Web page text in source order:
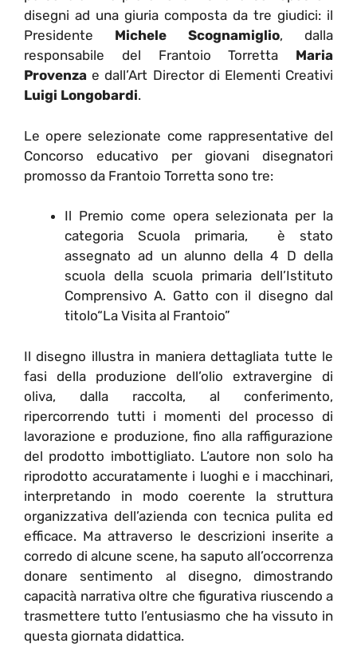
disegni ad una giuria composta da tre giudici: il
Presidente Michele Scognamiglio, dalla
responsabile del Frantoio Torretta Maria
Provenza e dall’Art Director di Elementi Creativi
Luigi Longobardi.
Le opere selezionate come rappresentative del
Concorso educativo per giovani disegnatori
promosso da Frantoio Torretta sono tre:
Il Premio come opera selezionata per la
categoria Scuola primaria, è stato
assegnato ad un alunno della 4 D della
scuola della scuola primaria dell’Istituto
Comprensivo A. Gatto con il disegno dal
titolo“La Visita al Frantoio”
Il disegno illustra in maniera dettagliata tutte le
fasi della produzione dell’olio extravergine di
oliva, dalla raccolta, al conferimento,
ripercorrendo tutti i momenti del processo di
lavorazione e produzione, fino alla raffigurazione
del prodotto imbottigliato. L’autore non solo ha
riprodotto accuratamente i luoghi e i macchinari,
interpretando in modo coerente la struttura
organizzativa dell’azienda con tecnica pulita ed
efficace. Ma attraverso le descrizioni inserite a
corredo di alcune scene, ha saputo all’occorrenza
donare sentimento al disegno, dimostrando
capacità narrativa oltre che figurativa riuscendo a
trasmettere tutto l’entusiasmo che ha vissuto in
questa giornata didattica.